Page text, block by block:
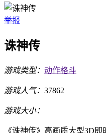
举报
诛神传
游戏类型： 动作格斗
游戏人气： 37862
游戏大小：
《诛神传》高画质大型3D